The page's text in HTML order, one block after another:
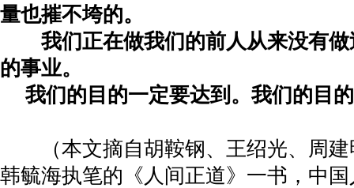
量也摧不垮的。
我们正在做我们的前人从来没有做
的事业。
我们的目的一定要达到。我们的目
（本文摘自胡鞍钢、王绍光、周建
韩毓海执笔的《人间正道》一书，中